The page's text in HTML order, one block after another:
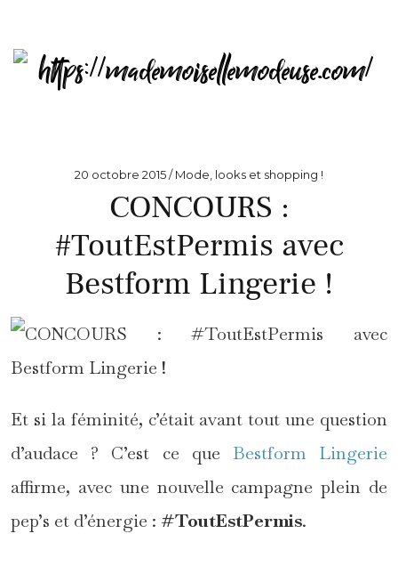
20 octobre 2015 Mode, looks et shopping !
CONCOURS :
#ToutEstPermis avec
Bestform Lingerie !
Et si la féminité, c’était avant tout une question
d’audace ? C’est ce que Bestform Lingerie
affirme, avec une nouvelle campagne plein de
pep’s et d’énergie : #ToutEstPermis.